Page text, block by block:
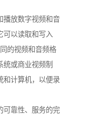
播放数字视频和音
可以读取和写入
的视频和音频格
统或商业视频制
和计算机，以便录
可靠性、服务的完